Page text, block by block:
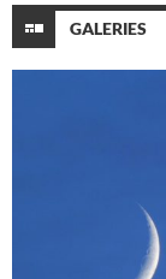
GALERIES